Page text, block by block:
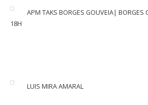
APM TAKS BORGES GOUVEIA|
18H
LUIS MIRA AMARAL